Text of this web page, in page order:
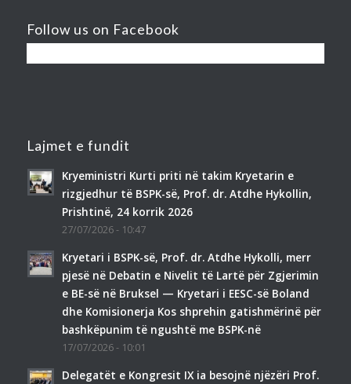
Follow us on Facebook
Lajmet e fundit
Kryeministri Kurti priti në takim Kryetarin e
rizgjedhur të BSPK-së, Prof. dr. Atdhe Hykollin,
Prishtinë, 24 korrik 2026
27/07/2026 - 10:47
Kryetari i BSPK-së, Prof. dr. Atdhe Hykolli, merr
pjesë në Debatin e Nivelit të Lartë për Zgjerimin
e BE-së në Bruksel — Kryetari i EESC-së Boland
dhe Komisionerja Kos shprehin gatishmërinë për
bashkëpunim të ngushtë me BSPK-në
17/07/2026 - 10:01
Delegatët e Kongresit IX ia besojnë njëzëri Prof.